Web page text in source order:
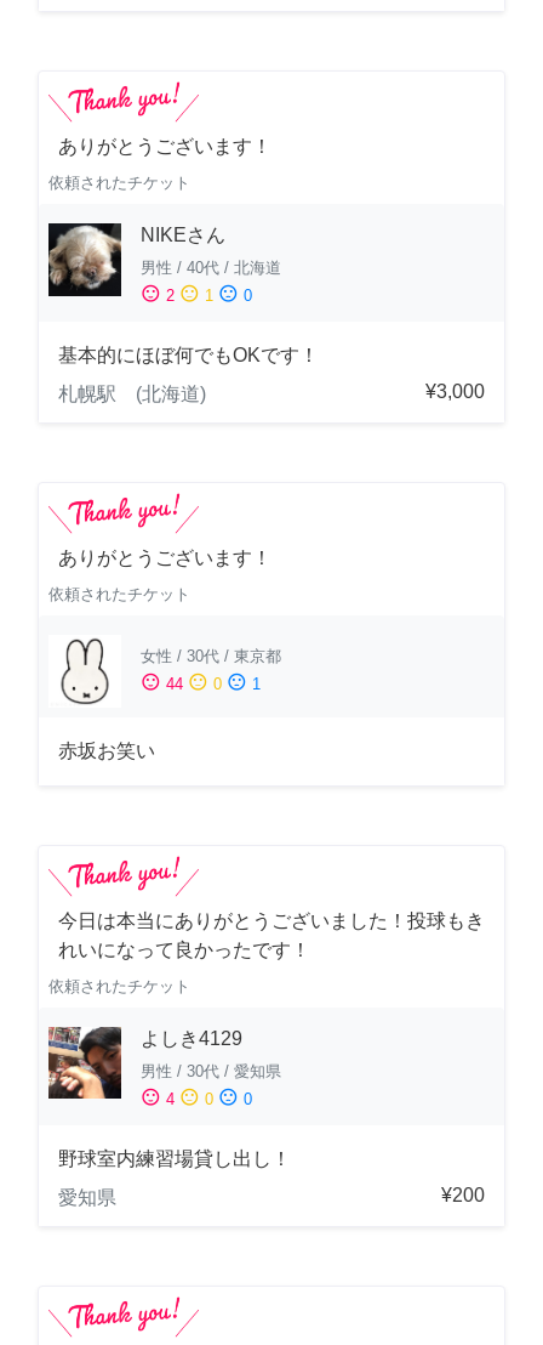
ありがとうございます！
依頼されたチケット
NIKEさん
男性 / 40代 / 北海道
sentiment_satisfied 2 sentiment_neutral 1 sentiment_dissatisfied 0
基本的にほぼ何でもOKです！
札幌駅 (北海道)
¥3,000
ありがとうございます！
依頼されたチケット
女性 / 30代 / 東京都
sentiment_satisfied 44 sentiment_neutral 0 sentiment_dissatisfied 1
赤坂お笑い
今日は本当にありがとうございました！投球もき
れいになって良かったです！
依頼されたチケット
よしき4129
男性 / 30代 / 愛知県
sentiment_satisfied 4 sentiment_neutral 0 sentiment_dissatisfied 0
野球室内練習場貸し出し！
愛知県
¥200